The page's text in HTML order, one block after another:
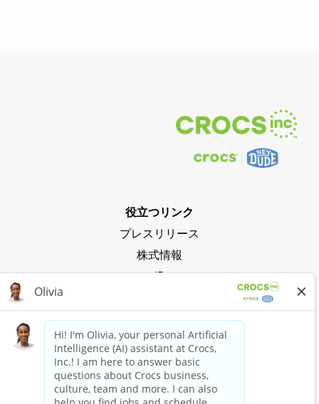
役立つリンク
プレスリリース
株式情報
IR
クロックスの波に乗る
Crocs Clubに参加
今すぐショッピング